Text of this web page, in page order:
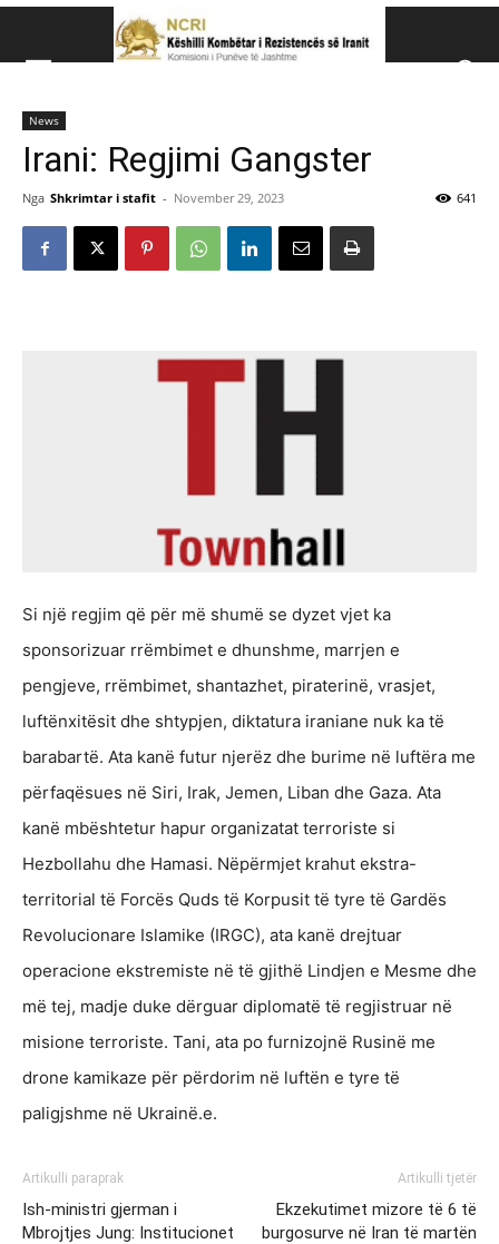
News
Irani: Regjimi Gangster
Nga Shkrimtar i stafit - November 29, 2023 641
Si një regjim që për më shumë se dyzet vjet ka
sponsorizuar rrëmbimet e dhunshme, marrjen e
pengjeve, rrëmbimet, shantazhet, piraterinë, vrasjet,
luftënxitësit dhe shtypjen, diktatura iraniane nuk ka të
barabartë. Ata kanë futur njerëz dhe burime në luftëra me
përfaqësues në Siri, Irak, Jemen, Liban dhe Gaza. Ata
kanë mbështetur hapur organizatat terroriste si
Hezbollahu dhe Hamasi. Nëpërmjet krahut ekstra-
territorial të Forcës Quds të Korpusit të tyre të Gardës
Revolucionare Islamike (IRGC), ata kanë drejtuar
operacione ekstremiste në të gjithë Lindjen e Mesme dhe
më tej, madje duke dërguar diplomatë të regjistruar në
misione terroriste. Tani, ata po furnizojnë Rusinë me
drone kamikaze për përdorim në luftën e tyre të
paligjshme në Ukrainë.e.
Artikulli paraprak
Ish-ministri gjerman i
Mbrojtjes Jung: Institucionet
Artikulli tjetër
Ekzekutimet mizore të 6 të
burgosurve në Iran të martën